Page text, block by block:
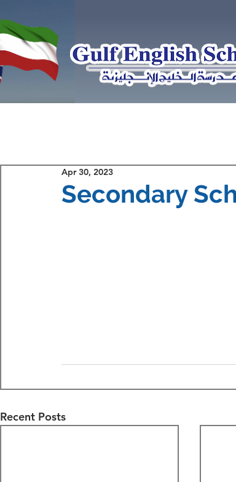
Secondary
Apr 30, 2023
Recent Posts